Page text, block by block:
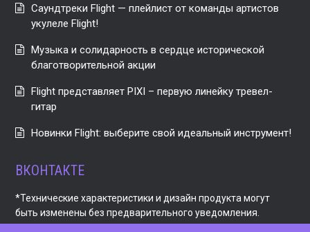
Саундтреки Flight — плейлист от команды артистов
укулеле Flight!
Музыка и солидарность в сердце исторической
благотворительной акции
Flight представляет PIXI – первую линейку тревел-
гитар
Новинки Flight: выберите свой идеальный инструмент!
ВКОНТАКТЕ
*Технические характеристики и дизайн продукта могут
быть изменены без предварительного уведомления.